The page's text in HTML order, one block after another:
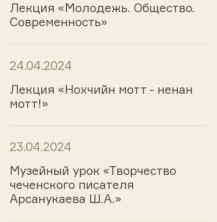
Лекция «Молодежь. Общество.
Современность»
24.04.2024
Лекция «Нохчийн мотт - ненан
мотт!»
23.04.2024
Музейный урок «Творчество
чеченского писателя
Арсанукаева Ш.А.»